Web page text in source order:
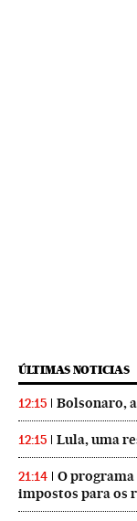
ÚLTIMAS NOTICIAS
12:15 Bolsonaro,
12:15 Lula, uma
21:14
O
impostos para os